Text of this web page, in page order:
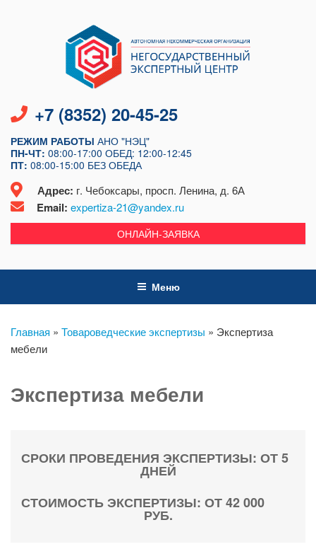
содержимому
+7 (8352) 20-45-25
РЕЖИМ РАБОТЫ АНО "НЭЦ"
ПН-ЧТ: 08:00-17:00 ОБЕД: 12:00-12:45
ПТ: 08:00-15:00 БЕЗ ОБЕДА
Адрес: г. Чебоксары, просп. Ленина, д. 6А
Email: expertiza-21@yandex.ru
ОНЛАЙН-ЗАЯВКА
Меню
Главная » Товароведческие экспертизы » Экспертиза
мебели
Экспертиза мебели
СРОКИ ПРОВЕДЕНИЯ ЭКСПЕРТИЗЫ: ОТ 5
ДНЕЙ
СТОИМОСТЬ ЭКСПЕРТИЗЫ: ОТ 42 000
РУБ.